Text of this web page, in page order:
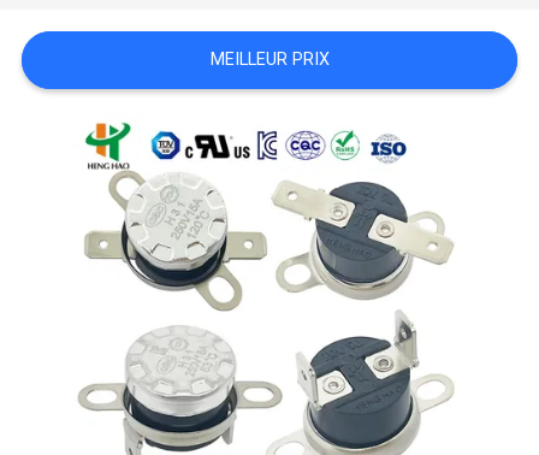
NOUVELLES
TOUS
PRIVACY
MEILLEUR PRIX